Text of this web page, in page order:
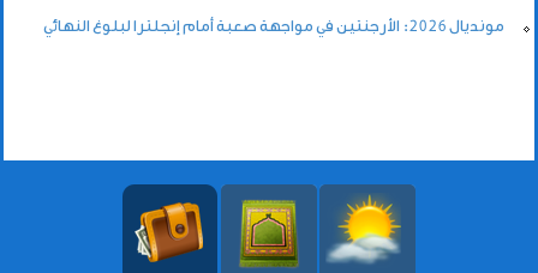
مونديال 2026: الأرجنتين في مواجهة صعبة أمام إنجلترا لبلوغ النهائي